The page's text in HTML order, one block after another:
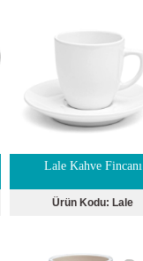
Lale Kahve Fincanı
Ürün Kodu: Lale